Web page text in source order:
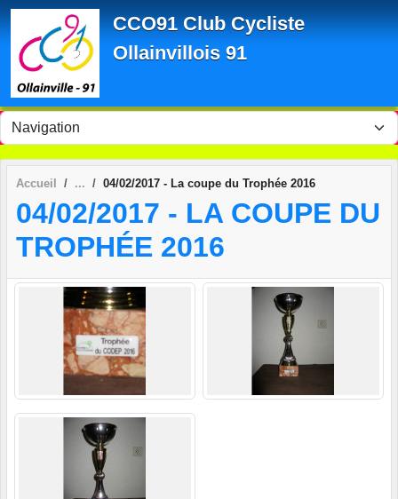
CCO91 Club Cycliste
Ollainvillois 91
Accueil 04/02/2017 - La coupe du Trophée 2016
04/02/2017 - LA COUPE DU
TROPHÉE 2016
Panneau de gestion des cookies